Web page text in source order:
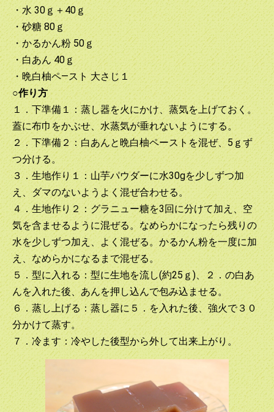
・水 30ｇ＋40ｇ
・砂糖 80ｇ
・かるかん粉 50ｇ
・白あん 40ｇ
・晩白柚ペ—スト 大さじ１
○作り方
１．下準備１：蒸し器を火にかけ、蒸気を上げておく。
蓋に布巾をかぶせ、水蒸気が垂れないようにする。
２．下準備２：白あんと晩白柚ペーストを混ぜ、5ｇず
つ分ける。
３．生地作り１：山芋パウダーに水30gを少しずつ加
え、ダマのないようよく混ぜ合わせる。
４．生地作り２：グラニュー糖を3回に分けて加え、空
気を含ませるように混ぜる。なめらかになったら残りの
水を少しずつ加え、よく混ぜる。かるかん粉を一度に加
え、なめらかになるまで混ぜる。
５．型に入れる：型に生地を流し(約25ｇ)、２．の白あ
んを入れた後、あんを押し込んで包み込ませる。
６．蒸し上げる：蒸し器に５．を入れた後、強火で３０
分かけて蒸す。
７．冷ます：冷やした後型から外して出来上がり。